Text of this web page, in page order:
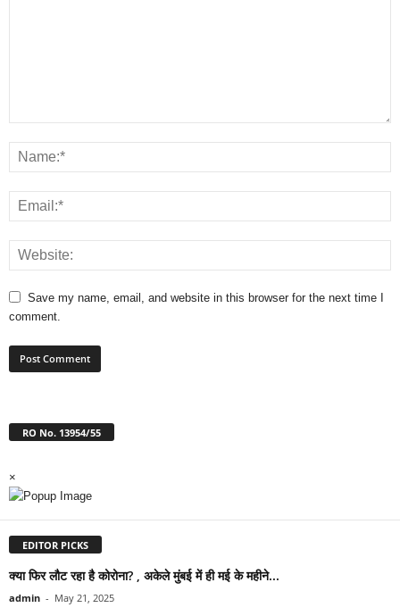
Save my name, email, and website in this browser for the next time I
comment.
RO No. 13954/55
×
EDITOR PICKS
क्या फिर लौट रहा है कोरोना? , अकेले मुंबई में ही मई के महीने...
admin - May 21, 2025